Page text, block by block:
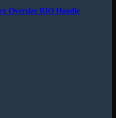
Oversize BIO Hoodie